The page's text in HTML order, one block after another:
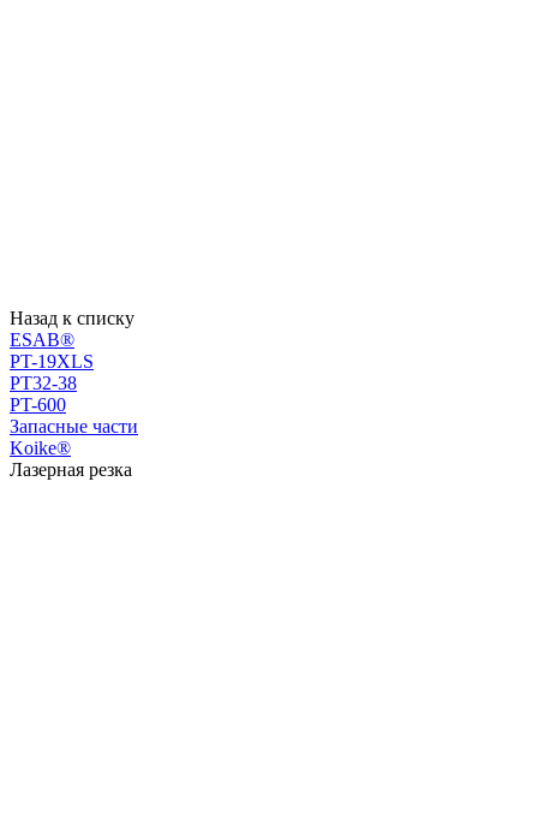
Назад к списку
ESAB®
PT-19XLS
PT32-38
PT-600
Запасные части
Koike®
Лазерная резка